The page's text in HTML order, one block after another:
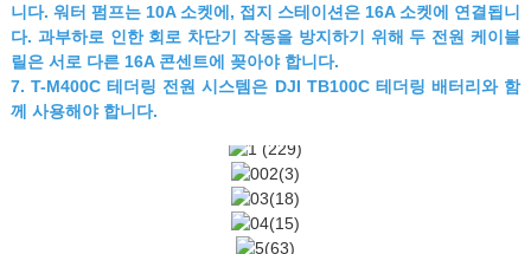
니다. 워터 펌프는 10A 소켓에, 접지 스테이션은 16A 소켓에 연결됩니
다. 과부하로 인한 회로 차단기 작동을 방지하기 위해 두 전원 케이블
릴은 서로 다른 16A 콘센트에 꽂아야 합니다.
7. T-M400C 테더링 전원 시스템은 DJI TB100C 테더링 배터리와 함
께 사용해야 합니다.